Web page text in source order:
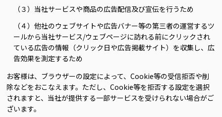
（３）当社サービスや商品の広告配信及び宣伝を行うため
（４）他社のウェブサイトや広告バナー等の第三者の運営するツ
ールから当社サービス/ウェブページに訪れる前にクリックされ
ている広告の情報（クリック日や広告掲載サイト）を収集し、広
告効果を測定するため
お客様は、ブラウザーの設定によって、Cookie等の受信拒否や削
除などをおこなえます。ただし、Cookie等を拒否する設定を選択
されますと、当社が提供する一部サービスを受けられない場合がご
ざいます。